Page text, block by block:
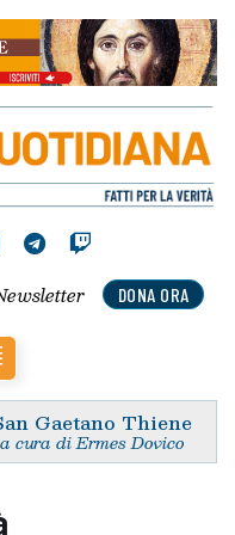
DONA ORA
Gaetano Thiene
a cura di Ermes Dovico